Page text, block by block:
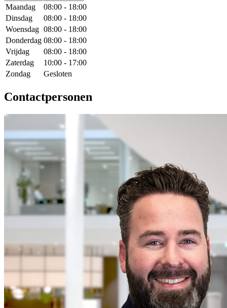
Maandag
08:00 - 18:00
Dinsdag
08:00 - 18:00
Woensdag 08:00 - 18:00
Donderdag 08:00 - 18:00
Vrijdag
08:00 - 18:00
Zaterdag
10:00 - 17:00
Zondag
Gesloten
Contactpersonen